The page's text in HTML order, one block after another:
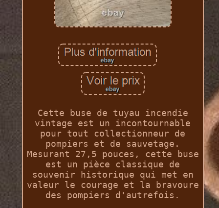
Cette buse de tuyau incendie
vintage est un incontournable
pour tout collectionneur de
pompiers et de sauvetage.
Mesurant 27,5 pouces, cette buse
est un pièce classique de
souvenir historique qui met en
valeur le courage et la bravoure
des pompiers d'autrefois.